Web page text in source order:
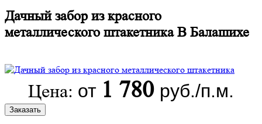
Дачный забор из красного
металлического штакетника В Балашихе
Цена: от 1 780 руб./п.м.
Заказать